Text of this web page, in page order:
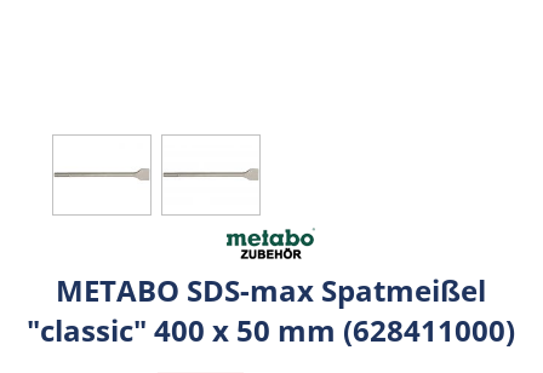
METABO SDS-max Spatmeißel
"classic" 400 x 50 mm (628411000)